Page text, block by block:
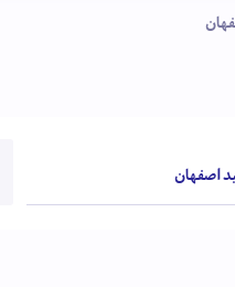
اصفهان